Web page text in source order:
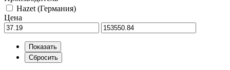
Hazet (Германия)
Цена